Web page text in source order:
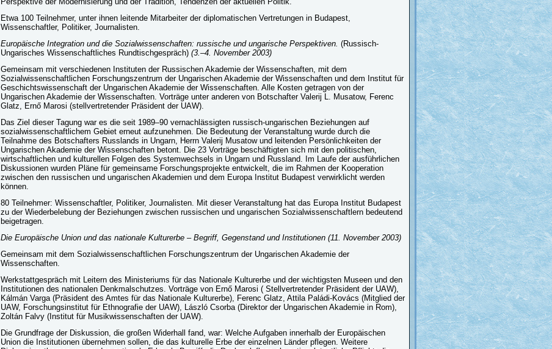
Etwa 100 Teilnehmer, unter ihnen leitende Mitarbeiter der diplomatischen Vertretungen in Budapest,
Wissenschaftler, Politiker, Journalisten.
Europäische Integration und die Sozialwissenschaften: russische und ungarische Perspektiven. (Russisch-
Ungarisches Wissenschaftliches Rundtischgespräch) (3.–4. November 2003)
Gemeinsam mit verschiedenen Instituten der Russischen Akademie der Wissenschaften, mit dem
Sozialwissenschaftlichen Forschungszentrum der Ungarischen Akademie der Wissenschaften und dem Institut für
Geschichtswissenschaft der Ungarischen Akademie der Wissenschaften. Alle Kosten getragen von der
Ungarischen Akademie der Wissenschaften. Vorträge unter anderen von Botschafter Valerij L. Musatow, Ferenc
Glatz, Ernő Marosi (stellvertretender Präsident der UAW).
Das Ziel dieser Tagung war es die seit 1989–90 vernachlässigten russisch-ungarischen Beziehungen auf
sozialwissenschaftlichem Gebiet erneut aufzunehmen. Die Bedeutung der Veranstaltung wurde durch die
Teilnahme des Botschafters Russlands in Ungarn, Herrn Valerij Musatow und leitenden Persönlichkeiten der
Ungarischen Akademie der Wissenschaften betont. Die 23 Vorträge beschäftigten sich mit den politischen,
wirtschaftlichen und kulturellen Folgen des Systemwechsels in Ungarn und Russland. Im Laufe der ausführlichen
Diskussionen wurden Pläne für gemeinsame Forschungsprojekte entwickelt, die im Rahmen der Kooperation
zwischen den russischen und ungarischen Akademien und dem Europa Institut Budapest verwirklicht werden
können.
80 Teilnehmer: Wissenschaftler, Politiker, Journalisten. Mit dieser Veranstaltung hat das Europa Institut Budapest
zu der Wiederbelebung der Beziehungen zwischen russischen und ungarischen Sozialwissenschaftlern bedeutend
beigetragen.
Die Europäische Union und das nationale Kulturerbe – Begriff, Gegenstand und Institutionen (11. November 2003)
Gemeinsam mit dem Sozialwissenschaftlichen Forschungszentrum der Ungarischen Akademie der
Wissenschaften.
Werkstattgespräch mit Leitern des Ministeriums für das Nationale Kulturerbe und der wichtigsten Museen und den
Institutionen des nationalen Denkmalschutzes. Vorträge von Ernő Marosi ( Stellvertretender Präsident der UAW),
Kálmán Varga (Präsident des Amtes für das Nationale Kulturerbe), Ferenc Glatz, Attila Paládi-Kovács (Mitglied der
UAW, Forschungsinstitut für Ethnografie der UAW), László Csorba (Direktor der Ungarischen Akademie in Rom),
Zoltán Falvy (Institut für Musikwissenschaften der UAW).
Die Grundfrage der Diskussion, die großen Widerhall fand, war: Welche Aufgaben innerhalb der Europäischen
Union die Institutionen übernehmen sollen, die das kulturelle Erbe der einzelnen Länder pflegen. Weitere